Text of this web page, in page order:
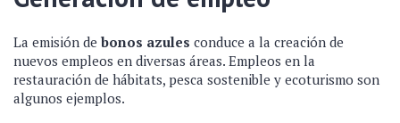
La emisión de bonos azules conduce a la creación de
nuevos empleos en diversas áreas. Empleos en la
restauración de hábitats, pesca sostenible y ecoturismo son
algunos ejemplos.